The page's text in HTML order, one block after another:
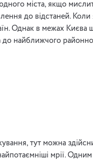
міста, якщо
до відстаней.
Однак в межах
до найближчого
тут можна
мрії.